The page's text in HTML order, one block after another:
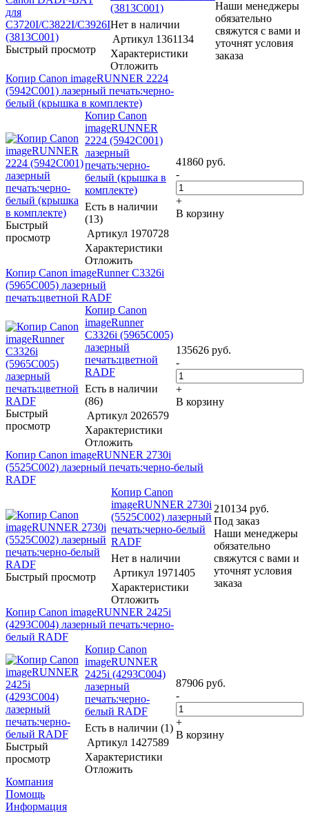
Быстрый просмотр
(3813C001)
Нет в наличии
Артикул 1361134
Характеристики
Отложить
Наши менеджеры
обязательно
свяжутся с вами и
уточнят условия
заказа
Копир Canon imageRUNNER 2224
(5942C001) лазерный печать:черно-
белый (крышка в комплекте)
Быстрый
просмотр
Копир Canon
imageRUNNER
2224 (5942C001)
лазерный
печать:черно-
белый (крышка в
комплекте)
Есть в наличии
(13)
Артикул 1970728
Характеристики
Отложить
41860 руб.
-
+
В корзину
Копир Canon imageRunner C3326i
(5965C005) лазерный
печать:цветной RADF
Быстрый
просмотр
Копир Canon
imageRunner
C3326i (5965C005)
лазерный
печать:цветной
RADF
Есть в наличии
(86)
Артикул 2026579
Характеристики
Отложить
135626 руб.
-
+
В корзину
Копир Canon imageRUNNER 2730i
(5525C002) лазерный печать:черно-белый
RADF
Быстрый просмотр
Копир Canon
imageRUNNER 2730i
(5525C002) лазерный
печать:черно-белый
RADF
Нет в наличии
Артикул 1971405
Характеристики
Отложить
210134 руб.
Под заказ
Наши менеджеры
обязательно
свяжутся с вами и
уточнят условия
заказа
Копир Canon imageRUNNER 2425i
(4293C004) лазерный печать:черно-
белый RADF
Быстрый
просмотр
Копир Canon
imageRUNNER
2425i (4293C004)
лазерный
печать:черно-
белый RADF
Есть в наличии (1)
Артикул 1427589
Характеристики
Отложить
87906 руб.
-
+
В корзину
Компания
Помощь
Информация